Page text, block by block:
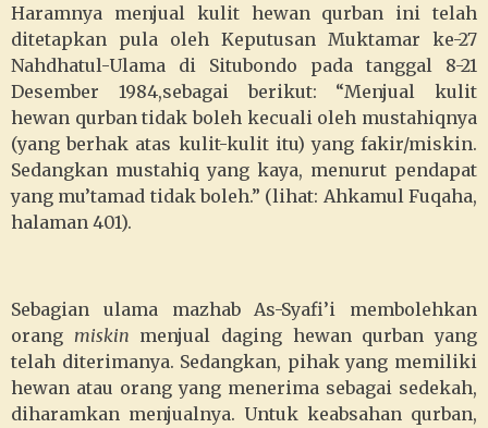
Haramnya menjual kulit hewan qurban ini telah
ditetapkan pula oleh Keputusan Muktamar ke-27
Nahdhatul-Ulama di Situbondo pada tanggal 8-21
Desember 1984,sebagai berikut: “Menjual kulit
hewan qurban tidak boleh kecuali oleh mustahiqnya
(yang berhak atas kulit-kulit itu) yang fakir/miskin.
Sedangkan mustahiq yang kaya, menurut pendapat
yang mu’tamad tidak boleh.” (lihat: Ahkamul Fuqaha,
halaman 401).
Sebagian ulama mazhab As-Syafi’i membolehkan
orang miskin menjual daging hewan qurban yang
telah diterimanya. Sedangkan, pihak yang memiliki
hewan atau orang yang menerima sebagai sedekah,
diharamkan menjualnya. Untuk keabsahan qurban,